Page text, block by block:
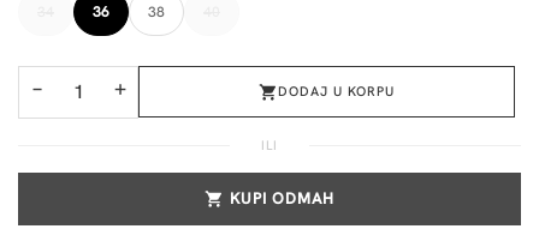
36 38
− + DODAJ U KORPU
ILI
KUPI ODMAH